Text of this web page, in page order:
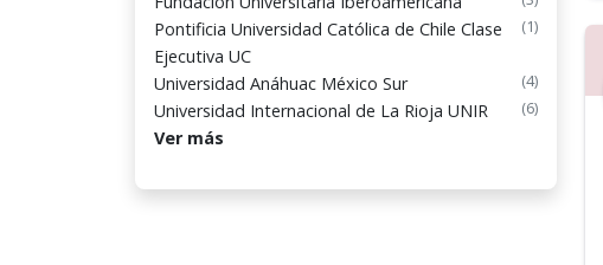
Pontificia Universidad Católica de Chile Clase
Ejecutiva UC
(1)
Universidad Anáhuac México Sur (4)
Universidad Internacional de La Rioja UNIR (6)
Ver más